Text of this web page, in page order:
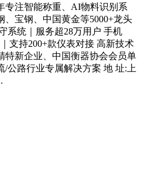
专注智能称重、AI物料识别系
宝钢、中国黄金等5000+龙头
系统｜服务超28万用户 手机
支持200+款仪表对接 高新技术
特新企业、中国衡器协会会员单
/公路行业专属解决方案 地 址:上